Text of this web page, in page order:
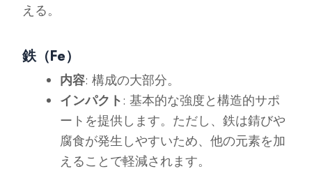
える。
鉄（Fe）
内容: 構成の大部分。
インパクト: 基本的な強度と構造的サポ
ートを提供します。ただし、鉄は錆びや
腐食が発生しやすいため、他の元素を加
えることで軽減されます。